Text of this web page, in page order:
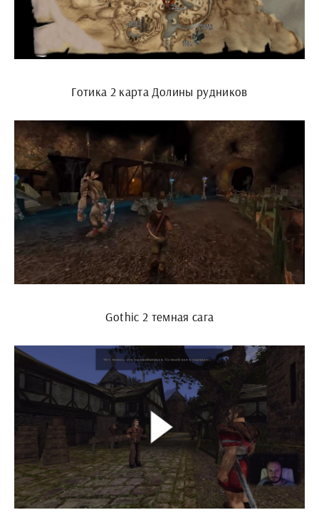
Готика 2 карта Долины рудников
Gothic 2 темная сага